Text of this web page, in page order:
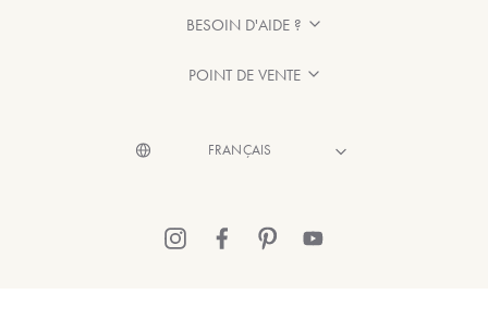
BESOIN D'AIDE ?
POINT DE VENTE